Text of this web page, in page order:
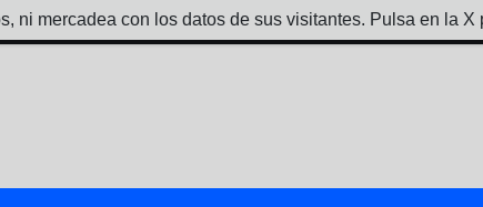
ni mercadea con los datos de sus visitantes. Pulsa en la X